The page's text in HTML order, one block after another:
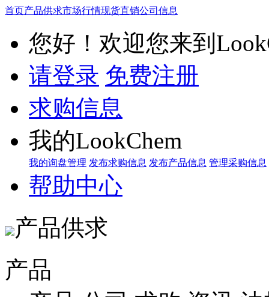
首页产品供求市场行情现货直销公司信息
您好！欢迎您来到
请登录 免费注册
求购信息
我的LookChem
我的询盘管理 发布求购信息 发布产品信息 管理采购信息
帮助中心
产品供求
产品